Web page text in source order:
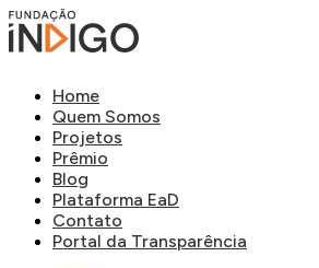
Home
Quem Somos
Projetos
Prêmio
Blog
Plataforma EaD
Contato
Portal da Transparência